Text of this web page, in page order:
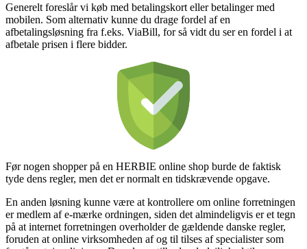
Generelt foreslår vi køb med betalingskort eller betalinger med
mobilen. Som alternativ kunne du drage fordel af en
afbetalingsløsning fra f.eks. ViaBill, for så vidt du ser en fordel i at
afbetale prisen i flere bidder.
Før nogen shopper på en HERBIE online shop burde de faktisk
tyde dens regler, men det er normalt en tidskrævende opgave.
En anden løsning kunne være at kontrollere om online forretningen
er medlem af e-mærke ordningen, siden det almindeligvis er et tegn
på at internet forretningen overholder de gældende danske regler,
foruden at online virksomheden af og til tilses af specialister som